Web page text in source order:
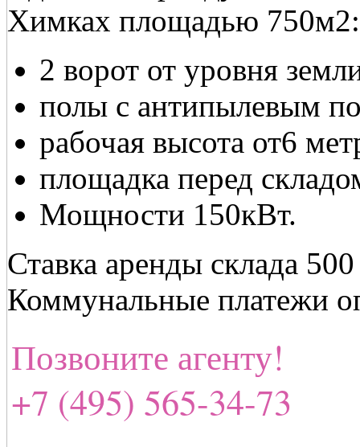
Химках площадью 750м2:
2 ворот от уровня
полы с антипылевым
рабочая высота от6
площадка перед
Мощности 150кВт.
Ставка аренды склада
Коммунальные платежи
Позвоните агенту!
+7 (495) 565-34-73